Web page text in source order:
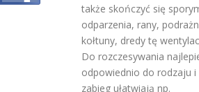
także skończyć się
odparzenia, rany,
kołtuny, dredy tę
Do rozczesywania
odpowiednio do rodzaju i
zabieg ułatwiają np.